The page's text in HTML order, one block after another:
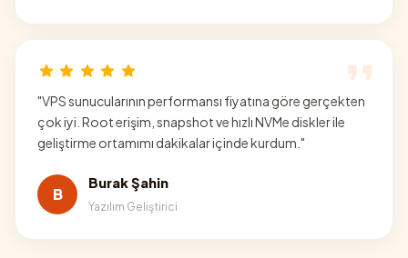
"VPS sunucularının performansı fiyatına göre gerçekten
çok iyi. Root erişim, snapshot ve hızlı NVMe diskler ile
geliştirme ortamımı dakikalar içinde kurdum. "
B
Burak Şahin
Yazılım Geliştirici